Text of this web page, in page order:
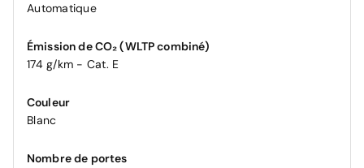
Automatique
Émission de CO₂ (WLTP combiné)
174 g/km - Cat. E
Couleur
Blanc
Nombre de portes